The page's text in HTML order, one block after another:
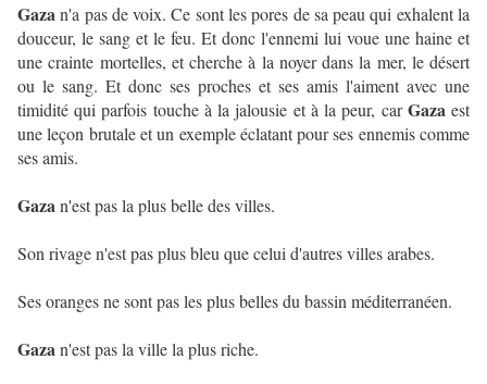
Gazan'a pas de voix. Ce sont les pores de sa peau qui exhalent la
douceur, le sang et le feu. Et donc l'ennemi lui voue une haine et
une crainte mortelles, et cherche à la noyer dans la mer, le désert
ou le sang. Et donc ses proches et ses amis l'aiment avec une
timidité qui parfois touche à la jalousie et à la peur, carGaza est
une leçon brutale et un exemple éclatant pour ses ennemis comme
ses amis.
Gazan'est pas la plus belle des villes.
Son rivage n'est pas plus bleu que celui d'autres villes arabes.
Ses oranges ne sont pas les plus belles du bassin méditerranéen.
Gazan'est pas la ville la plus riche.